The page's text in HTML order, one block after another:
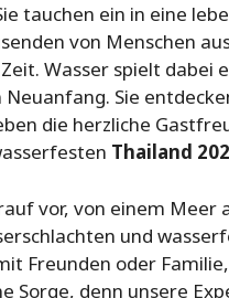
tauchen ein in eine
von Menschen
Wasser spielt dabei
Neuanfang. Sie
die herzliche
Thailand
vor, von einem Meer
und
Freunden oder
Sorge, denn unsere